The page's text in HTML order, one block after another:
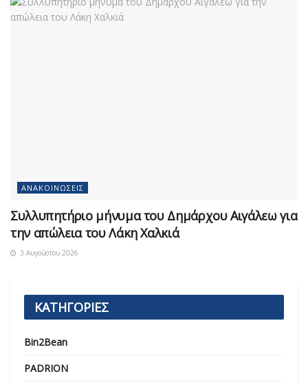
ΑΝΑΚΟΙΝΏΣΕΙΣ
Συλλυπητήριο μήνυμα του Δημάρχου Αιγάλεω για
την απώλεια του Λάκη Χαλκιά
3 Αυγούστου 2026
ΚΑΤΗΓΟΡΙΕΣ
Bin2Bean
PADRION